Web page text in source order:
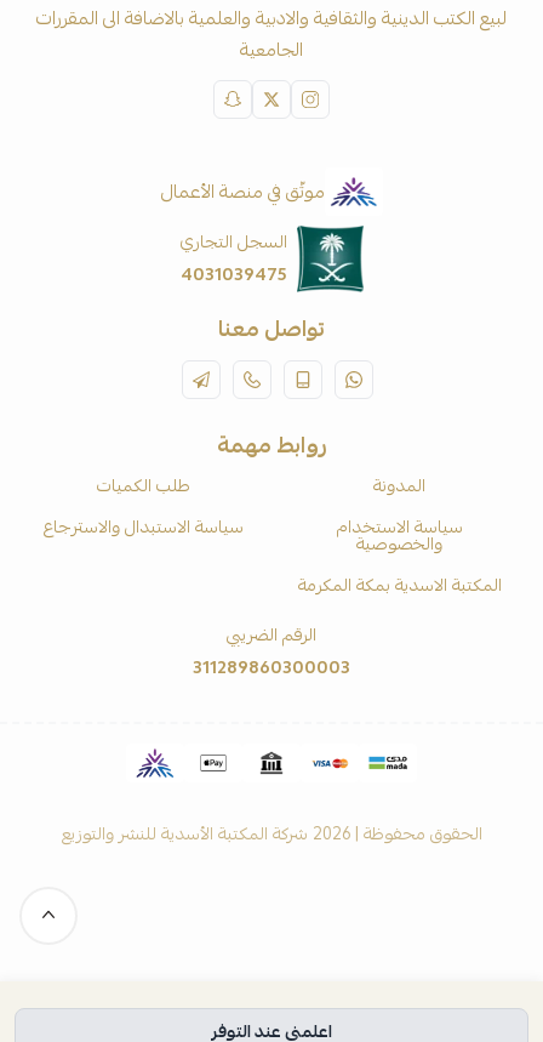
اعلمني عند التوفر
لبيع الكتب الدينية والثقافية والادبية والعلمية بالاضافة الى المقررات
الجامعية
موثّق في منصة الأعمال
السجل التجاري
4031039475
تواصل معنا
روابط مهمة
المدونة
طلب الكميات
سياسة الاستخدام
والخصوصية
سياسة الاستبدال والاسترجاع
المكتبة الاسدية بمكة المكرمة
الرقم الضريبي
311289860300003
الحقوق محفوظة | 2026 شركة المكتبة الأسدية للنشر والتوزيع